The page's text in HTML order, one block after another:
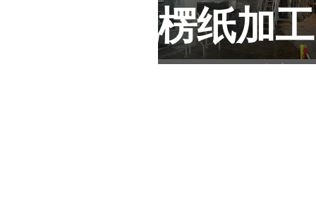
造纸和瓦楞纸加工
造纸和瓦楞纸加工的性能驱动解决方案